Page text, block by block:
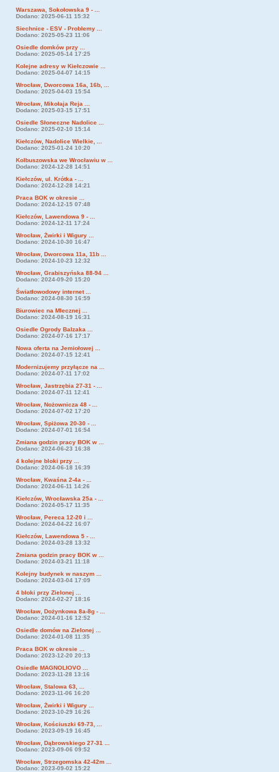
Warszawa, Sokołowska 9 - ...
Dodano: 2025-06-11 15:32
Siechnice - ESV - Problemy ...
Dodano: 2025-05-23 11:06
Osiedle domków przy ...
Dodano: 2025-05-14 17:25
Kolejne adresy w Kiełczowie ...
Dodano: 2025-04-07 14:15
Wrocław, Dworcowa 16a, 16b, ...
Dodano: 2025-04-03 15:54
Wrocław, Mikołaja Reja ...
Dodano: 2025-03-15 17:51
Osiedle Słoneczne Nadolice ...
Dodano: 2025-02-10 15:14
Kiełczów, Nadolice Wielkie, ...
Dodano: 2025-01-24 10:20
Kolbuszowska we Wrocławiu w ...
Dodano: 2024-12-28 14:51
Kiełczów, ul. Krótka - ...
Dodano: 2024-12-28 14:21
Praca BOK w okresie ...
Dodano: 2024-12-15 07:48
Kiełczów, Lawendowa 9 - ...
Dodano: 2024-12-11 17:24
Wrocław, Żwirki i Wigury ...
Dodano: 2024-10-30 16:47
Wrocław, Dworcowa 11a, 11b ...
Dodano: 2024-10-23 12:32
Wrocław, Grabiszyńska 88-94 ...
Dodano: 2024-09-20 15:20
Światłowodowy internet ...
Dodano: 2024-08-30 16:59
Biurowiec na Mlecznej ...
Dodano: 2024-08-19 16:31
Osiedle Ogrody Balzaka ...
Dodano: 2024-07-16 17:17
Nowa oferta na Jemiołowej ...
Dodano: 2024-07-15 12:41
Modernizujemy przyłącze na ...
Dodano: 2024-07-11 17:02
Wrocław, Jastrzębia 27-31 - ...
Dodano: 2024-07-11 12:41
Wrocław, Nożownicza 48 - ...
Dodano: 2024-07-02 17:20
Wrocław, Spiżowa 20-30 - ...
Dodano: 2024-07-01 16:54
Zmiana godzin pracy BOK w ...
Dodano: 2024-06-23 16:38
4 kolejne bloki przy ...
Dodano: 2024-06-18 16:39
Wrocław, Kwaśna 2-4a - ...
Dodano: 2024-06-11 14:26
Kiełczów, Wrocławska 25a - ...
Dodano: 2024-05-17 11:35
Wrocław, Pereca 12-20 i ...
Dodano: 2024-04-22 16:07
Kiełczów, Lawendowa 5 - ...
Dodano: 2024-03-28 13:32
Zmiana godzin pracy BOK w ...
Dodano: 2024-03-21 11:18
Kolejny budynek w naszym ...
Dodano: 2024-03-04 17:09
4 bloki przy Zielonej ...
Dodano: 2024-02-27 18:16
Wrocław, Dożynkowa 8a-8g - ...
Dodano: 2024-01-16 12:52
Osiedle domów na Zielonej ...
Dodano: 2024-01-08 11:35
Praca BOK w okresie ...
Dodano: 2023-12-20 20:13
Osiedle MAGNOLIOVO ...
Dodano: 2023-11-28 13:16
Wrocław, Stalowa 63, ...
Dodano: 2023-11-06 16:20
Wrocław, Żwirki i Wigury ...
Dodano: 2023-10-29 16:26
Wrocław, Kościuszki 69-73, ...
Dodano: 2023-09-19 16:45
Wrocław, Dąbrowskiego 27-31 ...
Dodano: 2023-09-06 09:52
Wrocław, Strzegomska 42-42m ...
Dodano: 2023-09-02 15:22